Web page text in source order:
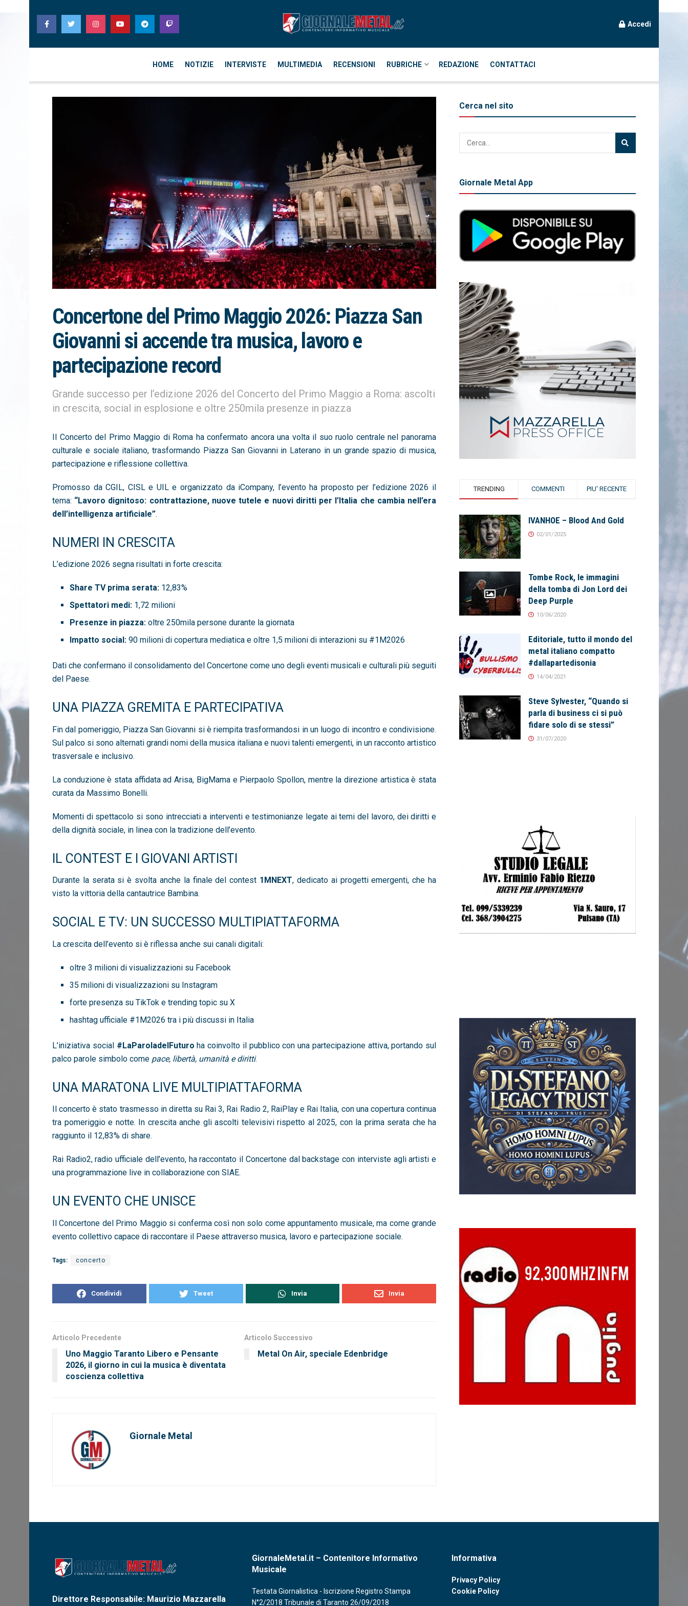
Accedi
HOME NOTIZIE INTERVISTE MULTIMEDIA RECENSIONI RUBRICHE REDAZIONE CONTATTACI
Concertone del Primo Maggio 2026: Piazza San
Giovanni si accende tra musica, lavoro e
partecipazione record
Grande successo per l’edizione 2026 del Concerto del Primo Maggio a Roma: ascolti
in crescita, social in esplosione e oltre 250mila presenze in piazza
Il Concerto del Primo Maggio di Roma ha confermato ancora una volta il suo ruolo centrale nel panorama
culturale e sociale italiano, trasformando Piazza San Giovanni in Laterano in un grande spazio di musica,
partecipazione e riflessione collettiva.
Promosso da CGIL, CISL e UIL e organizzato da iCompany, l’evento ha proposto per l’edizione 2026 il
tema: “Lavoro dignitoso: contrattazione, nuove tutele e nuovi diritti per l’Italia che cambia nell’era
dell’intelligenza artificiale”.
NUMERI IN CRESCITA
L’edizione 2026 segna risultati in forte crescita:
Share TV prima serata: 12,83%
Spettatori medi: 1,72 milioni
Presenze in piazza: oltre 250mila persone durante la giornata
Impatto social: 90 milioni di copertura mediatica e oltre 1,5 milioni di interazioni su #1M2026
Dati che confermano il consolidamento del Concertone come uno degli eventi musicali e culturali più seguiti
del Paese.
UNA PIAZZA GREMITA E PARTECIPATIVA
Fin dal pomeriggio, Piazza San Giovanni si è riempita trasformandosi in un luogo di incontro e condivisione.
Sul palco si sono alternati grandi nomi della musica italiana e nuovi talenti emergenti, in un racconto artistico
trasversale e inclusivo.
La conduzione è stata affidata ad Arisa, BigMama e Pierpaolo Spollon, mentre la direzione artistica è stata
curata da Massimo Bonelli.
Momenti di spettacolo si sono intrecciati a interventi e testimonianze legate ai temi del lavoro, dei diritti e
della dignità sociale, in linea con la tradizione dell’evento.
IL CONTEST E I GIOVANI ARTISTI
Durante la serata si è svolta anche la finale del contest 1MNEXT, dedicato ai progetti emergenti, che ha
visto la vittoria della cantautrice Bambina.
SOCIAL E TV: UN SUCCESSO MULTIPIATTAFORMA
La crescita dell’evento si è riflessa anche sui canali digitali:
oltre 3 milioni di visualizzazioni su Facebook
35 milioni di visualizzazioni su Instagram
forte presenza su TikTok e trending topic su X
hashtag ufficiale #1M2026 tra i più discussi in Italia
L’iniziativa social #LaParoladelFuturo ha coinvolto il pubblico con una partecipazione attiva, portando sul
palco parole simbolo come pace, libertà, umanità e diritti.
UNA MARATONA LIVE MULTIPIATTAFORMA
Il concerto è stato trasmesso in diretta su Rai 3, Rai Radio 2, RaiPlay e Rai Italia, con una copertura continua
tra pomeriggio e notte. In crescita anche gli ascolti televisivi rispetto al 2025, con la prima serata che ha
raggiunto il 12,83% di share.
Rai Radio2, radio ufficiale dell’evento, ha raccontato il Concertone dal backstage con interviste agli artisti e
una programmazione live in collaborazione con SIAE.
UN EVENTO CHE UNISCE
Il Concertone del Primo Maggio si conferma così non solo come appuntamento musicale, ma come grande
evento collettivo capace di raccontare il Paese attraverso musica, lavoro e partecipazione sociale.
Tags: concerto
Condividi Tweet Invia Invia
Articolo Precedente
Uno Maggio Taranto Libero e Pensante
2026, il giorno in cui la musica è diventata
coscienza collettiva
Articolo Successivo
Metal On Air, speciale Edenbridge
Giornale Metal
Cerca nel sito
Giornale Metal App
TRENDING COMMENTI PIU' RECENTE
IVANHOE – Blood And Gold
02/01/2025
Tombe Rock, le immagini
della tomba di Jon Lord dei
Deep Purple
10/06/2020
Editoriale, tutto il mondo del
metal italiano compatto
#dallapartedisonia
14/04/2021
Steve Sylvester, “Quando si
parla di business ci si può
fidare solo di se stessi”
31/07/2020
Direttore Responsabile: Maurizio Mazzarella
GiornaleMetal.it – Contenitore Informativo
Musicale
Testata Giornalistica - Iscrizione Registro Stampa
N°2/2018 Tribunale di Taranto 26/09/2018
Informativa
Privacy Policy
Cookie Policy